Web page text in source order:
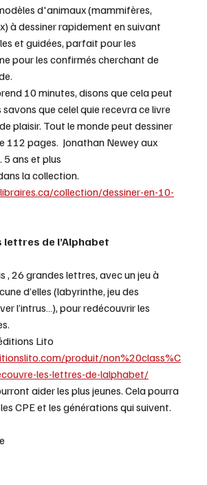
d'animaux (mammifères,
à dessiner rapidement en suivant
et guidées, parfait pour les
pour les confirmés cherchant de
10 minutes, disons que cela peut
que celel quie recevra ce livre
plaisir. Tout le monde peut dessiner
112 pages.  Jonathan Newey aux
5 ans et plus
la collection.
collection/dessiner-en-10-
lettres de l’Alphabet
, 26 grandes lettres, avec un jeu à
d’elles (labyrinthe, jeu des
l’intrus…), pour redécouvrir les
Lito
produit/non%20class%C
les-lettres-de-lalphabet/
aider les plus jeunes. Cela pourra
CPE et les générations qui suivent.